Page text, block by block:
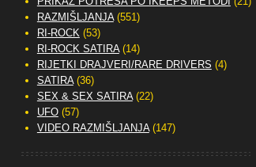
RAZMIŠLJANJA(551)
RI-ROCK(53)
RI-ROCK SATIRA(14)
RIJETKI DRAJVERI/RARE DRIVERS (4)
SATIRA(36)
SEX & SEX SATIRA(22)
UFO(57)
VIDEO RAZMIŠLJANJA(147)